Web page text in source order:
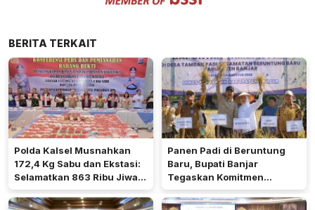
BERITA TERKAIT
Polda Kalsel Musnahkan
172,4 Kg Sabu dan Ekstasi:
Selamatkan 863 Ribu Jiwa
dan Hemat Biaya Rehab Rp.
4,3 Triliun
Panen Padi di Beruntung
Baru, Bupati Banjar
Tegaskan Komitmen
Dukung Ketahanan Pangan